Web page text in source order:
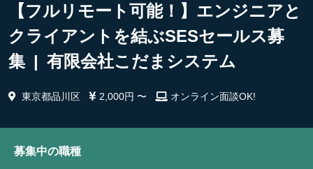
【フルリモート可能！】エンジニアと
クライアントを結ぶSESセールス募
集 | 有限会社こだまシステム
東京都品川区 2,000円 〜 オンライン面談OK!
募集中の職種